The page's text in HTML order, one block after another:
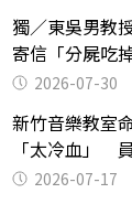
獨／東吳男教
寄信「分屍吃
關 2026-07-30
新竹音樂教室
「太冷血」
2026-07-17